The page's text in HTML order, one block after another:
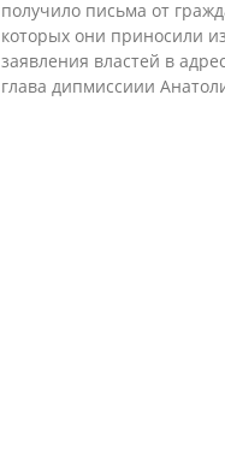
получило письма от
которых они приносили
заявления властей в
глава дипмиссиии